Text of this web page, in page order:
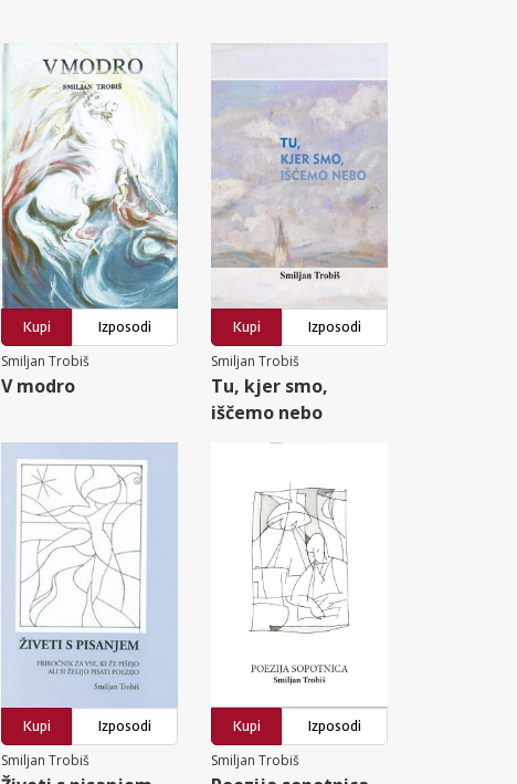
Kupi
Izposodi
Smiljan Trobiš
V modro
Kupi
Izposodi
Smiljan Trobiš
Tu, kjer smo,
iščemo nebo
Kupi
Izposodi
Smiljan Trobiš
Kupi
Izposodi
Smiljan Trobiš